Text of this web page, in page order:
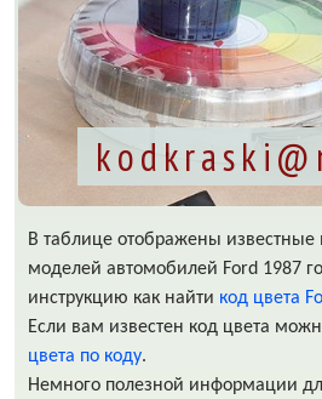
В таблице отображены
моделей автомобилей Ford 1987
инструкцию как найти код цвета
Если вам известен код цвета
цвета по коду.
Немного полезной информации